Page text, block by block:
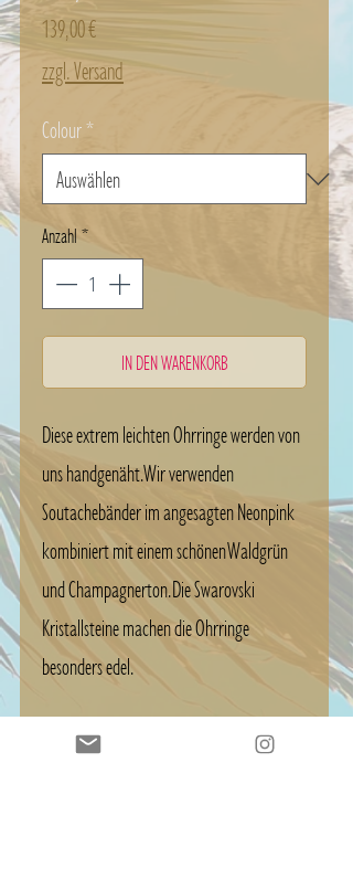
139,00 €Preis
zzgl. Versand
Colour*
Anzahl*
IN DEN WARENKORB
Diese extrem leichten Ohrringe werden von
uns handgenäht. Wir verwenden
Soutachebänder im angesagten Neonpink
kombiniert mit einem schönen Waldgrün
und Champagnerton. Die Swarovski
Kristallsteine machen die Ohrringe
besonders edel.